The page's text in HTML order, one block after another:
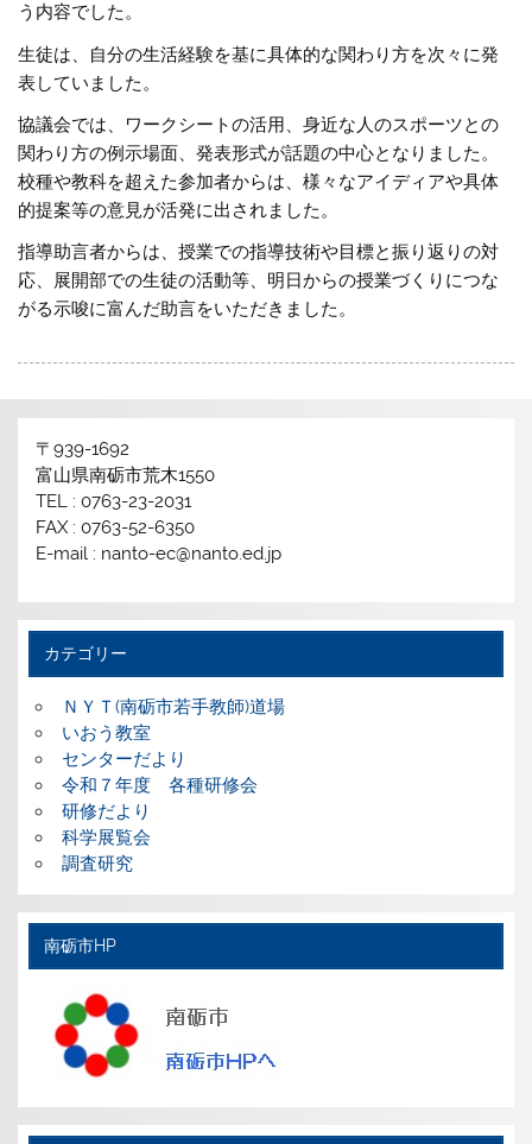
う内容でした。
生徒は、自分の生活経験を基に具体的な関わり方を次々に発
表していました。
協議会では、ワークシートの活用、身近な人のスポーツとの
関わり方の例示場面、発表形式が話題の中心となりました。
校種や教科を超えた参加者からは、様々なアイディアや具体
的提案等の意見が活発に出されました。
指導助言者からは、授業での指導技術や目標と振り返りの対
応、展開部での生徒の活動等、明日からの授業づくりにつな
がる示唆に富んだ助言をいただきました。
〒939-1692
富山県南砺市荒木1550
TEL : 0763-23-2031
FAX : 0763-52-6350
E-mail : nanto-ec@nanto.ed.jp
カテゴリー
ＮＹＴ(南砺市若手教師)道場
いおう教室
センターだより
令和７年度 各種研修会
研修だより
科学展覧会
調査研究
南砺市HP